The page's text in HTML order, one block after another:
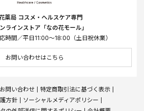
薬局 コスメ・ヘルスケア専門
ラインストア「なの花モール」
時間／平日11:00～18:00（土日祝休業）
お問い合わせはこちら
お問い合わせ
特定商取引法に基づく表示
方針
ソーシャルメディアポリシー